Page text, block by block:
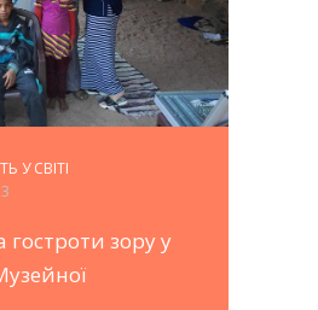
У СВІТІ
гостроти зору у